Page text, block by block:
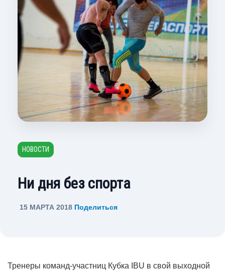
НОВОСТИ
Ни дня без спорта
15 МАРТА 2018 Поделиться
Тренеры команд-участниц Кубка IBU в свой выходной